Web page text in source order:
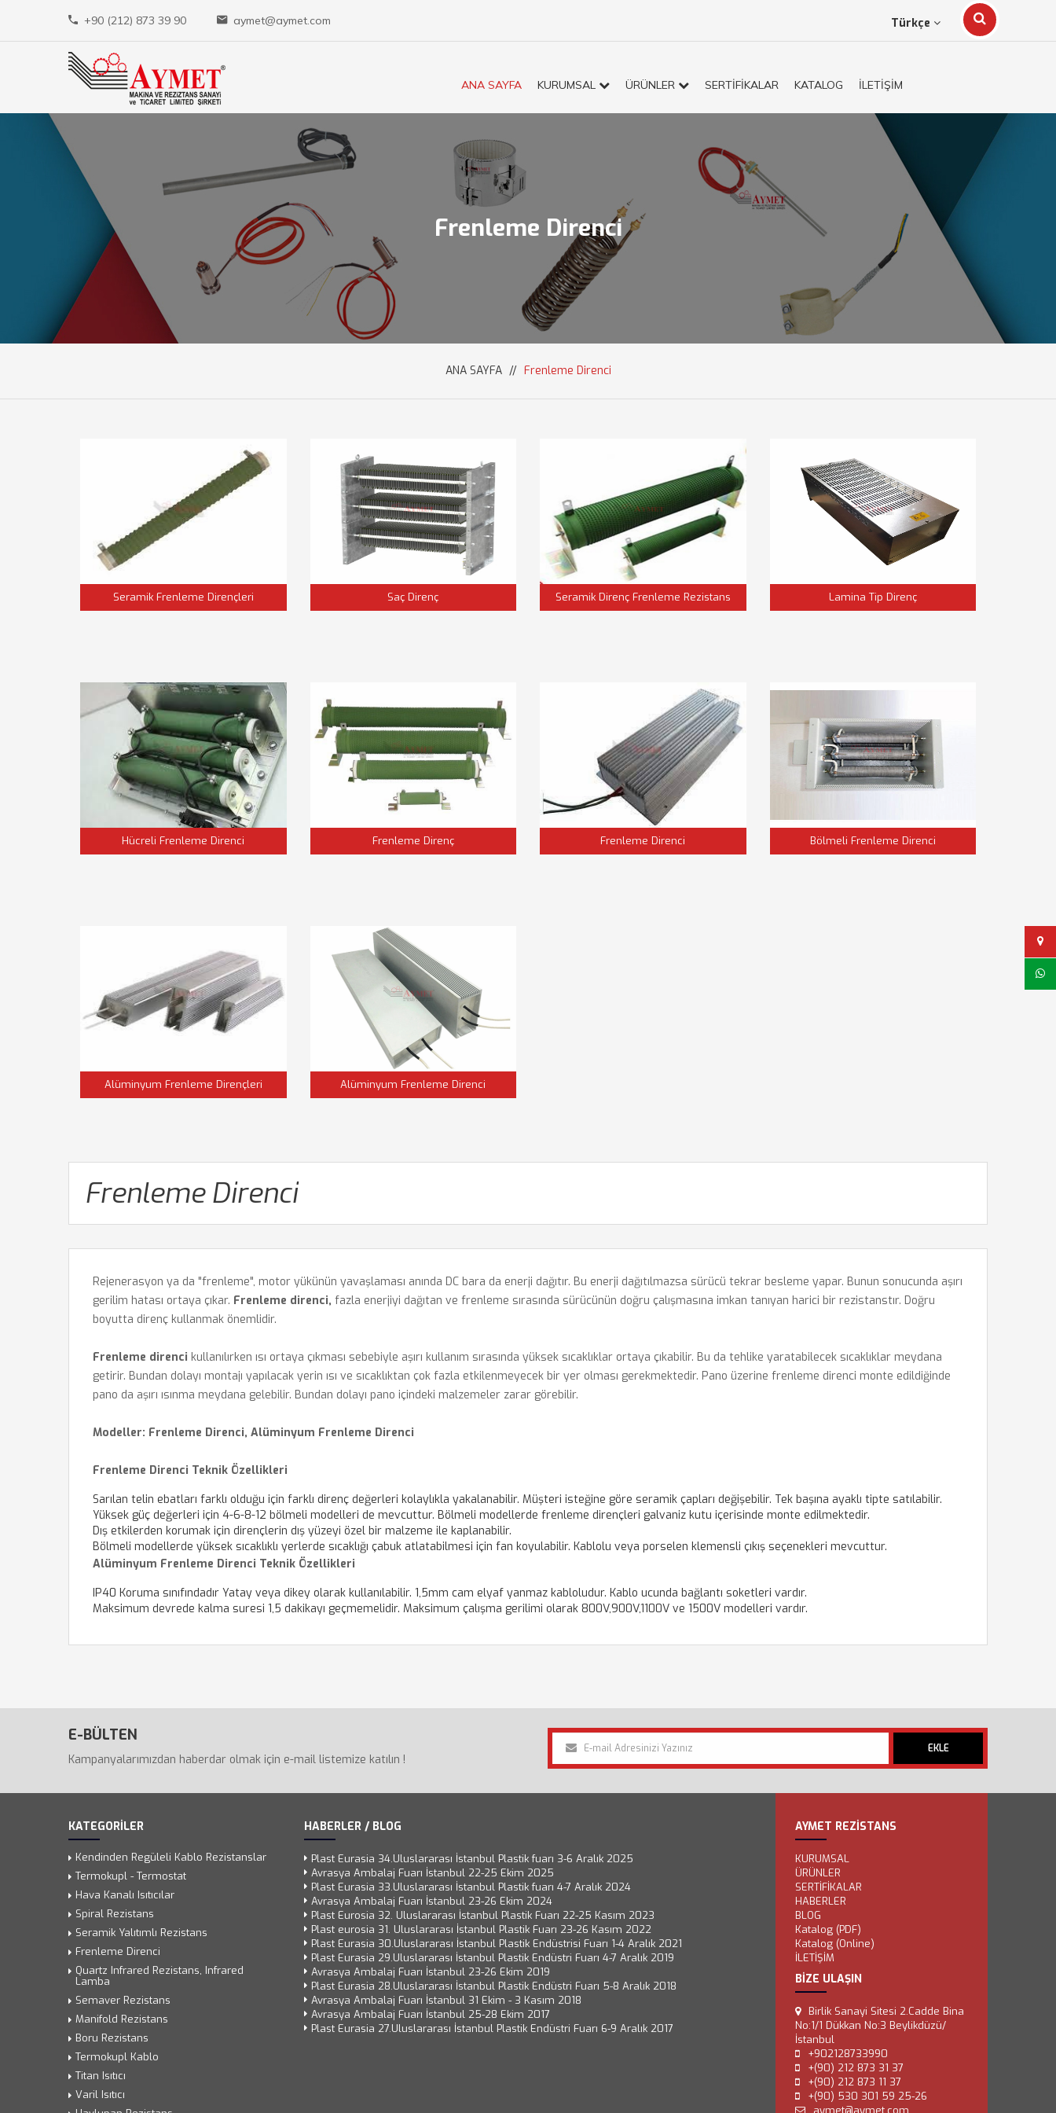
+90 (212) 873 39 90 aymet@aymet.com Türkçe
ANA SAYFA KURUMSAL ÜRÜNLER SERTİFİKALAR KATALOG İLETİŞİM
Frenleme Direnci
ANA SAYFA // Frenleme Direnci
Seramik Frenleme Dirençleri Saç Direnç Seramik Direnç Frenleme Rezistans Lamina Tip Direnç
Hücreli Frenleme Direnci Frenleme Direnç Frenleme Direnci Bölmeli Frenleme Direnci
Alüminyum Frenleme Dirençleri Alüminyum Frenleme Direnci
Frenleme Direnci
Rejenerasyon ya da "frenleme", motor yükünün yavaşlaması anında DC bara da enerji dağıtır. Bu enerji dağıtılmazsa sürücü tekrar besleme yapar. Bunun sonucunda aşırı
gerilim hatası ortaya çıkar. Frenleme direnci, fazla enerjiyi dağıtan ve frenleme sırasında sürücünün doğru çalışmasına imkan tanıyan harici bir rezistanstır. Doğru
boyutta direnç kullanmak önemlidir.
Frenleme direnci kullanılırken ısı ortaya çıkması sebebiyle aşırı kullanım sırasında yüksek sıcaklıklar ortaya çıkabilir. Bu da tehlike yaratabilecek sıcaklıklar meydana
getirir. Bundan dolayı montajı yapılacak yerin ısı ve sıcaklıktan çok fazla etkilenmeyecek bir yer olması gerekmektedir. Pano üzerine frenleme direnci monte edildiğinde
pano da aşırı ısınma meydana gelebilir. Bundan dolayı pano içindeki malzemeler zarar görebilir.
Modeller: Frenleme Direnci, Alüminyum Frenleme Direnci
Frenleme Direnci Teknik Özellikleri
Sarılan telin ebatları farklı olduğu için farklı direnç değerleri kolaylıkla yakalanabilir. Müşteri isteğine göre seramik çapları değişebilir. Tek başına ayaklı tipte satılabilir.
Yüksek güç değerleri için 4-6-8-12 bölmeli modelleri de mevcuttur. Bölmeli modellerde frenleme dirençleri galvaniz kutu içerisinde monte edilmektedir.
Dış etkilerden korumak için dirençlerin dış yüzeyi özel bir malzeme ile kaplanabilir.
Bölmeli modellerde yüksek sıcaklıklı yerlerde sıcaklığı çabuk atlatabilmesi için fan koyulabilir. Kablolu veya porselen klemensli çıkış seçenekleri mevcuttur.
Alüminyum Frenleme Direnci Teknik Özellikleri
IP40 Koruma sınıfındadır Yatay veya dikey olarak kullanılabilir. 1,5mm cam elyaf yanmaz kabloludur. Kablo ucunda bağlantı soketleri vardır.
Maksimum devrede kalma suresi 1,5 dakikayı geçmemelidir. Maksimum çalışma gerilimi olarak 800V,900V,1100V ve 1500V modelleri vardır.
E-BÜLTEN
Kampanyalarımızdan haberdar olmak için e-mail listemize katılın !
EKLE
KATEGORİLER
Kendinden Regüleli Kablo Rezistanslar
Termokupl - Termostat
Hava Kanalı Isıtıcılar
Spiral Rezistans
Seramik Yalıtımlı Rezistans
Frenleme Direnci
Quartz Infrared Rezistans, Infrared
Lamba
Semaver Rezistans
Manifold Rezistans
Boru Rezistans
Termokupl Kablo
Titan Isıtıcı
Varil Isıtıcı
HABERLER / BLOG
Plast Eurasia 34.Uluslararası İstanbul Plastik fuarı 3-6 Aralık 2025
Avrasya Ambalaj Fuarı İstanbul 22-25 Ekim 2025
Plast Eurasia 33.Uluslararası İstanbul Plastik fuarı 4-7 Aralık 2024
Avrasya Ambalaj Fuarı İstanbul 23-26 Ekim 2024
Plast Eurosia 32. Uluslararası İstanbul Plastik Fuarı 22-25 Kasım 2023
Plast eurosia 31. Uluslararası İstanbul Plastik Fuarı 23-26 Kasım 2022
Plast Eurasia 30.Uluslararası İstanbul Plastik Endüstrisi Fuarı 1-4 Aralık 2021
Plast Eurasia 29.Uluslararası İstanbul Plastik Endüstri Fuarı 4-7 Aralık 2019
Avrasya Ambalaj Fuarı İstanbul 23-26 Ekim 2019
Plast Eurasia 28.Uluslararası İstanbul Plastik Endüstri Fuarı 5-8 Aralık 2018
Avrasya Ambalaj Fuarı İstanbul 31 Ekim - 3 Kasım 2018
Avrasya Ambalaj Fuarı İstanbul 25-28 Ekim 2017
Plast Eurasia 27.Uluslararası İstanbul Plastik Endüstri Fuarı 6-9 Aralık 2017
AYMET REZİSTANS
KURUMSAL
ÜRÜNLER
SERTİFİKALAR
HABERLER
BLOG
Katalog (PDF)
Katalog (Online)
İLETİŞİM
BİZE ULAŞIN
Birlik Sanayi Sitesi 2.Cadde Bina
No:1/1 Dükkan No:3 Beylikdüzü/
İstanbul
+902128733990
+(90) 212 873 31 37
+(90) 212 873 11 37
+(90) 530 301 59 25-26
aymet@aymet.com